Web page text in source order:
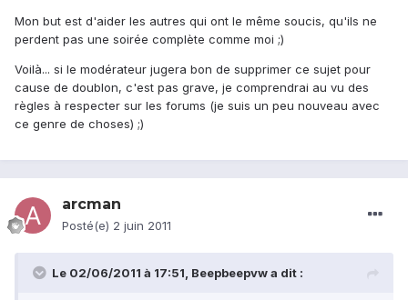
Mon but est d'aider les autres qui ont le même soucis, qu'ils ne
perdent pas une soirée complète comme moi ;)
Voilà... si le modérateur jugera bon de supprimer ce sujet pour
cause de doublon, c'est pas grave, je comprendrai au vu des
règles à respecter sur les forums (je suis un peu nouveau avec
ce genre de choses) ;)
arcman
Posté(e) 2 juin 2011
Le 02/06/2011 à 17:51, Beepbeepvw a dit :